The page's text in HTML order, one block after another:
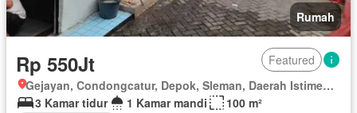
Rumah
Rp 550Jt
Featured
Gejayan, Condongcatur, Depok, Sleman, Daerah Istimewa Yogyakarta
3 Kamar tidur
1 Kamar mandi
100 m²